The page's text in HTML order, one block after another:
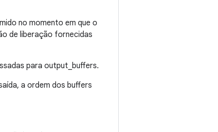
no momento em que o
de liberação fornecidas
para output_buffers.
a ordem dos buffers